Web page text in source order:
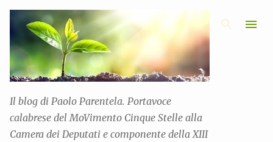
Passa ai contenuti principali
Il blog di Paolo Parentela. Portavoce
calabrese del MoVimento Cinque Stelle alla
Camera dei Deputati e componente della XIII